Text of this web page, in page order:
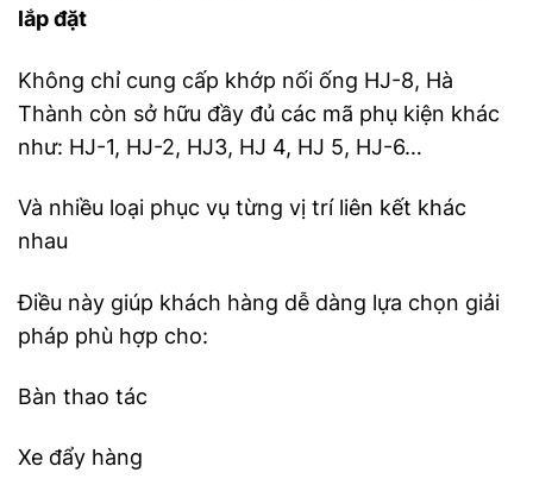
lắp đặt
Không chỉ cung cấp khớp nối ống HJ-8, Hà
Thành còn sở hữu đầy đủ các mã phụ kiện khác
như: HJ-1, HJ-2, HJ3, HJ 4, HJ 5, HJ-6…
Và nhiều loại phục vụ từng vị trí liên kết khác
nhau
Điều này giúp khách hàng dễ dàng lựa chọn giải
pháp phù hợp cho:
Bàn thao tác
Xe đẩy hàng